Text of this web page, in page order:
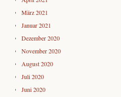
März 2021
Januar 2021
Dezember 2020
November 2020
August 2020
Juli 2020
Juni 2020